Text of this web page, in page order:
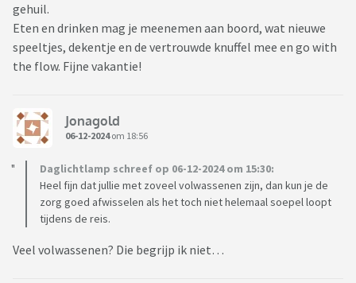
gehuil.
Eten en drinken mag je meenemen aan boord, wat nieuwe
speeltjes, dekentje en de vertrouwde knuffel mee en go with
the flow. Fijne vakantie!
Jonagold
06-12-2024om 18:56
Daglichtlamp schreef op 06-12-2024 om 15:30:
Heel fijn dat jullie met zoveel volwassenen zijn, dan kun je de
zorg goed afwisselen als het toch niet helemaal soepel loopt
tijdens de reis.
Veel volwassenen? Die begrijp ik niet…